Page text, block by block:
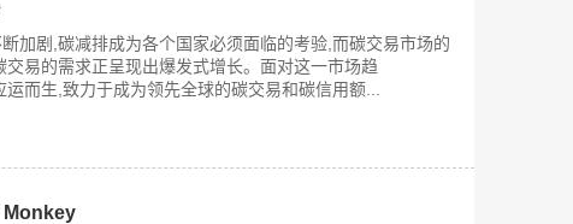
加剧,碳减排成为各个国家必须面临的考验,而碳交易市场的
交易的需求正呈现出爆发式增长。面对这一市场趋
而生,致力于成为领先全球的碳交易和碳信用额...
Monkey